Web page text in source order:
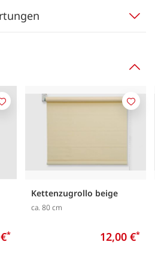
*
Merken
Kettenzugrollo beige
ca. 80 cm
12,00 €*